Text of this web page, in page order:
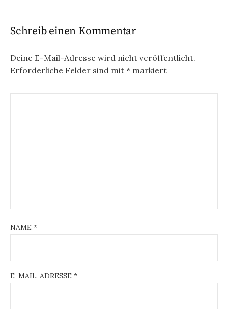
Schreib einen Kommentar
Deine E-Mail-Adresse wird nicht veröffentlicht.
Erforderliche Felder sind mit * markiert
NAME *
E-MAIL-ADRESSE *